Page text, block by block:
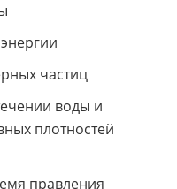
частиц
воды и
плотностей
правления